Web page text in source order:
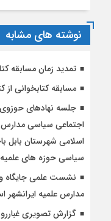
نوشته های مشابه
تمدید زمان مسابقه
مسابقه کتابخوانی
جلسه نهادهای حوزوی
اجتماعی سیاسی مدارس
اسلامی شهرستان بابل
سیاسی حوزه های علمیه
نشست علمی جایگاه
مدارس علمیه
گزارش تصویری